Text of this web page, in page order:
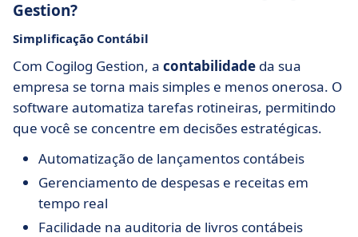
Gestion?
Simplificação Contábil
Com Cogilog Gestion, a contabilidade da sua
empresa se torna mais simples e menos onerosa. O
software automatiza tarefas rotineiras, permitindo
que você se concentre em decisões estratégicas.
Automatização de lançamentos contábeis
Gerenciamento de despesas e receitas em
tempo real
Facilidade na auditoria de livros contábeis